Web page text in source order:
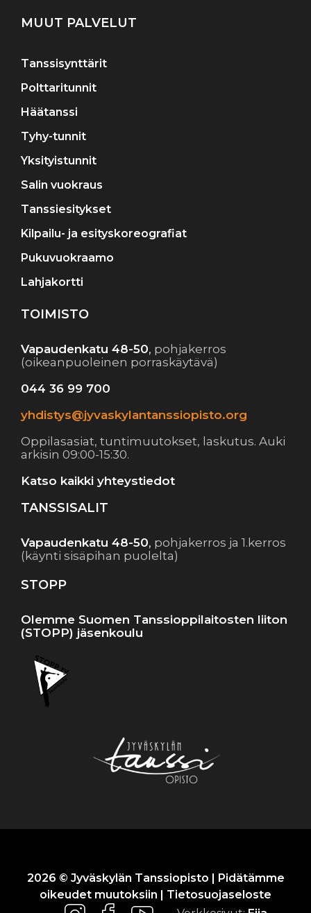
MUUT PALVELUT
Tanssisynttärit
Polttaritunnit
Häätanssi
Tyhy-tunnit
Yksityistunnit
Salin vuokraus
Tanssiesitykset
Kilpailu- ja esityskoreografiat
Pukuvuokraamo
Lahjakortti
TOIMISTO
Vapaudenkatu 48-50, pohjakerros
(oikeanpuoleinen porraskäytävä)
044 36 99 700
yhdistys@jyvaskylantanssiopisto.org
Oppilasasiat, tuntimuutokset, laskutus. Auki
arkisin 09:00-15:30.
Katso kaikki yhteystiedot
TANSSISALIT
Vapaudenkatu 48-50, pohjakerros ja 1.kerros
(käynti sisäpihan puolelta)
STOPP
Olemme Suomen Tanssioppilaitosten liiton
(STOPP) jäsenkoulu
2026 © Jyväskylän Tanssiopisto | Pidätämme
oikeudet muutoksiin | Tietosuojaseloste